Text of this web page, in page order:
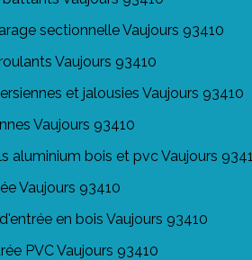
sectionnelle Vaujours 93410
Vaujours 93410
et jalousies Vaujours 93410
Vaujours 93410
aluminium bois et pvc Vaujours
Vaujours 93410
en bois Vaujours 93410
PVC Vaujours 93410